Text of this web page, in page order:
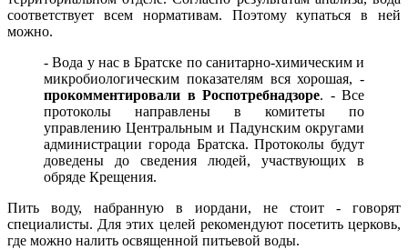
соответствует всем нормативам. Поэтому купаться в ней
можно.
- Вода у нас в Братске по санитарно-химическим и
микробиологическим показателям вся хорошая, -
прокомментировали в Роспотребнадзоре. - Все
протоколы направлены в комитеты по
управлению Центральным и Падунским округами
администрации города Братска. Протоколы будут
доведены до сведения людей, участвующих в
обряде Крещения.
Пить воду, набранную в иордани, не стоит - говорят
специалисты. Для этих целей рекомендуют посетить церковь,
где можно налить освященной питьевой воды.